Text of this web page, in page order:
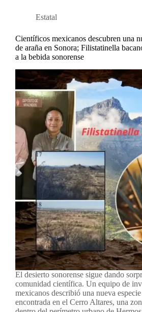
Estatal
Científicos mexicanos descubren una
de araña en Sonora; Filistatinella
a la bebida sonorense
El desierto sonorense sigue dando
comunidad científica. Un equipo de
mexicanos describió una nueva especie
encontrada en el Cerro Altares, una